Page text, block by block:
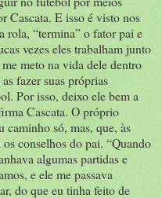
Cascata. E isso é visto nos
rola, “termina” o fator pai e
vezes eles trabalham junto
meto na vida dele dentro
fazer suas próprias
Por isso, deixo ele bem a
Cascata. O próprio
só, mas, que, às
conselhos do pai. “Quando
algumas partidas e
e ele me passava
do que eu tinha feito de